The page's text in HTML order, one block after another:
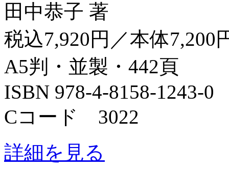
田中恭子 著
税込7,920円／本体7,200
A5判・並製・442頁
ISBN 978-4-8158-1243-0
Cコード 3022
詳細を見る